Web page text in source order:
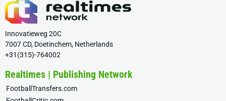
Innovatieweg 20C
7007 CD, Doetinchem, Netherlands
+31(315)-764002
Realtimes | Publishing Network
FootballTransfers.com